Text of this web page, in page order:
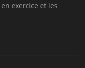
exercice et les